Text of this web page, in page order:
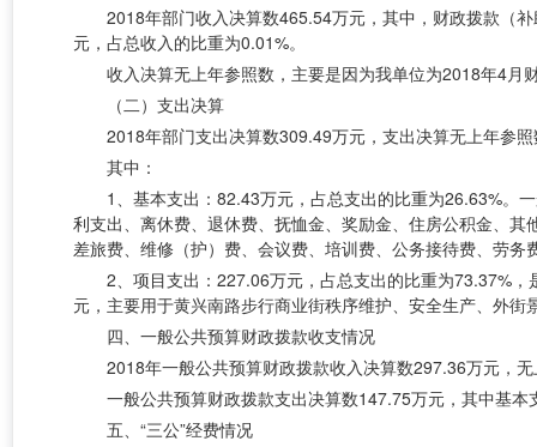
2018年部门收入决算数465.54万元，其中，财政拨款（
元，占总收入的比重为0.01%。
收入决算无上年参照数，主要是因为我单位为2018年4月
（二）支出决算
2018年部门支出决算数309.49万元，支出决算无上年参
其中：
1、基本支出：82.43万元，占总支出的比重为26.63%。
利支出、离休费、退休费、抚恤金、奖励金、住房公积金、
差旅费、维修（护）费、会议费、培训费、公务接待费、劳
2、项目支出：227.06万元，占总支出的比重为73.37%
元，主要用于黄兴南路步行商业街秩序维护、安全生产、外街
四、一般公共预算财政拨款收支情况
2018年一般公共预算财政拨款收入决算数297.36万元，
一般公共预算财政拨款支出决算数147.75万元，其中基
五、 “三公”经费情况